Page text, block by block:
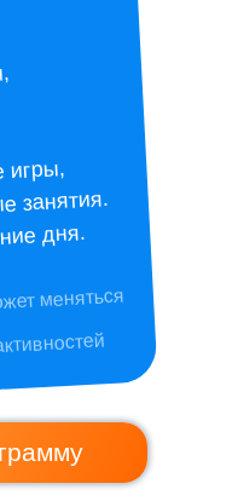
игры,
занятия.
дня.
меняться